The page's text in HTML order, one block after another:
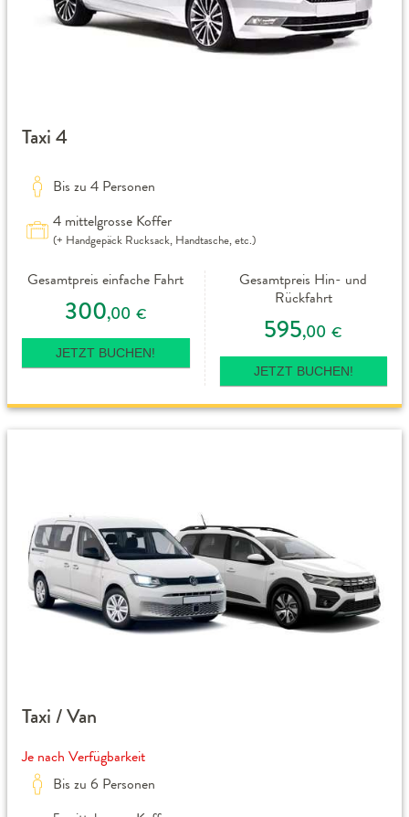
Taxi 4
Bis zu 4 Personen
4 mittelgrosse Koffer
(+ Handgepäck Rucksack, Handtasche, etc.)
Gesamtpreis einfache Fahrt
300,00 €
JETZT BUCHEN!
Gesamtpreis Hin- und
Rückfahrt
595,00 €
JETZT BUCHEN!
Taxi / Van
Je nach Verfügbarkeit
Bis zu 6 Personen